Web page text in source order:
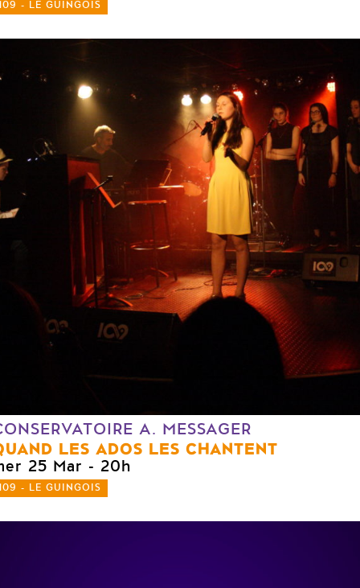
- LE GUINGOIS
A. MESSAGER
LES ADOS LES CHANTENT
25 Mar - 20h
- LE GUINGOIS